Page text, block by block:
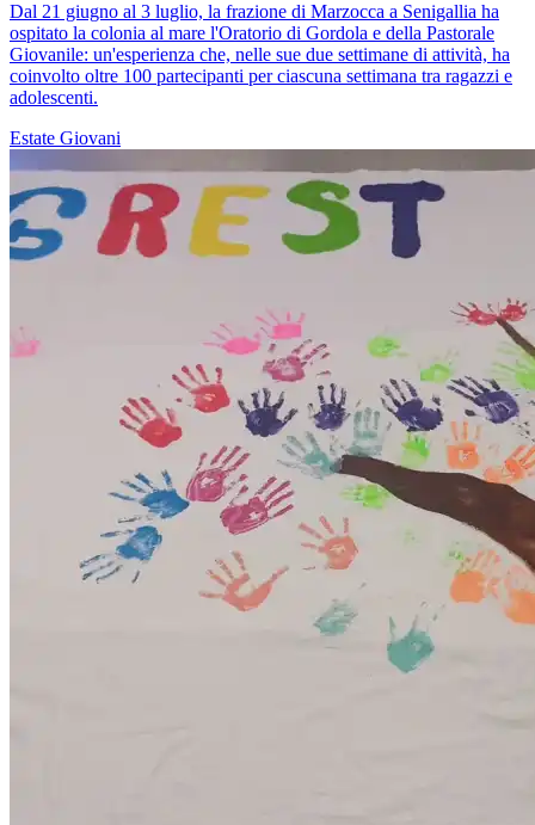
Dal 21 giugno al 3 luglio, la frazione di Marzocca a Senigallia ha
ospitato la colonia al mare l'Oratorio di Gordola e della Pastorale
Giovanile: un'esperienza che, nelle sue due settimane di attività, ha
coinvolto oltre 100 partecipanti per ciascuna settimana tra ragazzi e
adolescenti.
Estate Giovani